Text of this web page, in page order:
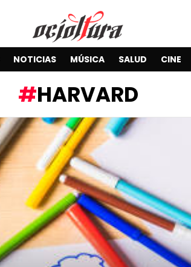
NOTICIAS MÚSICA SALUD CINE
HARVARD